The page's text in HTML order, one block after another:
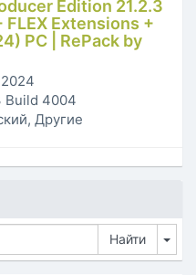
Edition 21.2.3
Extensions +
PC | RePack by
2024
Build 4004
Другие